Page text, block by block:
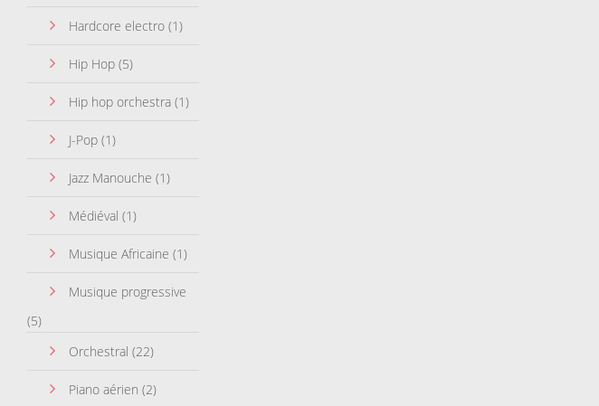
Hardcore electro (1)
Hip Hop (5)
Hip hop orchestra (1)
J-Pop (1)
Jazz Manouche (1)
Médiéval (1)
Musique Africaine (1)
Musique progressive
(5)
Orchestral (22)
Piano aérien (2)